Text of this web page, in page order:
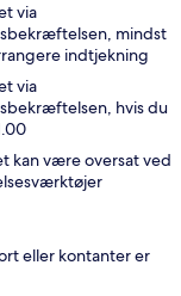
via
mindst
indtjekning
via
hvis du
kan være oversat ved
eller kontanter er